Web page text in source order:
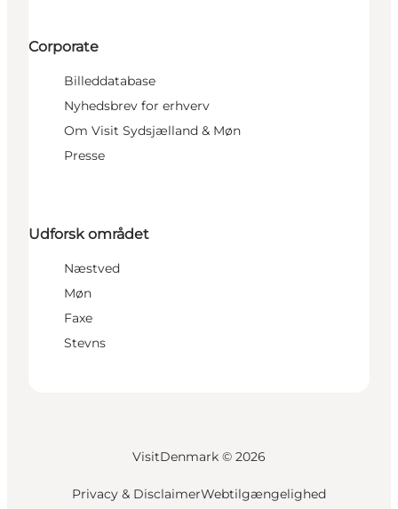
Corporate
Billeddatabase
Nyhedsbrev for erhverv
Om Visit Sydsjælland & Møn
Presse
Udforsk området
Næstved
Møn
Faxe
Stevns
VisitDenmark © 2026
Privacy & DisclaimerWebtilgængelighed